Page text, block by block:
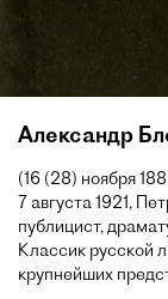
Александр
(16 (28) ноября
7 августа 1921,
публицист,
Классик русской
крупнейших